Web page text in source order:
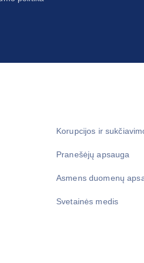
Korupcijos ir
Pranešėjų apsauga
Asmens duomenų
Svetainės medis